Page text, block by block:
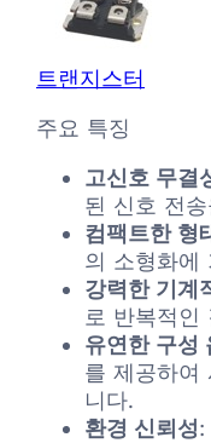
트랜지스터
주요 특징
고신호 무결
된 신호 전
컴팩트한 형
의 소형화에
강력한 기계
로 반복적인
유연한 구성
를 제공하여
니다.
환경 신뢰성: